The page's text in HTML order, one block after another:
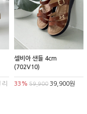
리
셀비아 샌들 4cm
(702V10)
33% 59,90039,900원